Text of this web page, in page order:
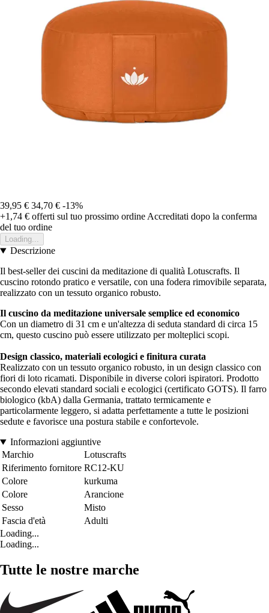
39,95 € 34,70 € -13%
+1,74 € offerti sul tuo prossimo ordine Accreditati dopo la conferma
del tuo ordine
Loading...
Descrizione
Il best-seller dei cuscini da meditazione di qualità Lotuscrafts. Il
cuscino rotondo pratico e versatile, con una fodera rimovibile separata,
realizzato con un tessuto organico robusto.
Il cuscino da meditazione universale semplice ed economico
Con un diametro di 31 cm e un'altezza di seduta standard di circa 15
cm, questo cuscino può essere utilizzato per molteplici scopi.
Design classico, materiali ecologici e finitura curata
Realizzato con un tessuto organico robusto, in un design classico con
fiori di loto ricamati. Disponibile in diverse colori ispiratori. Prodotto
secondo elevati standard sociali e ecologici (certificato GOTS). Il farro
biologico (kbA) dalla Germania, trattato termicamente e
particolarmente leggero, si adatta perfettamente a tutte le posizioni
sedute e favorisce una postura stabile e confortevole.
Informazioni aggiuntive
Marchio
Lotuscrafts
Riferimento fornitore RC12-KU
Colore
kurkuma
Colore
Arancione
Sesso
Misto
Fascia d'età
Adulti
Loading...
Loading...
Tutte le nostre marche